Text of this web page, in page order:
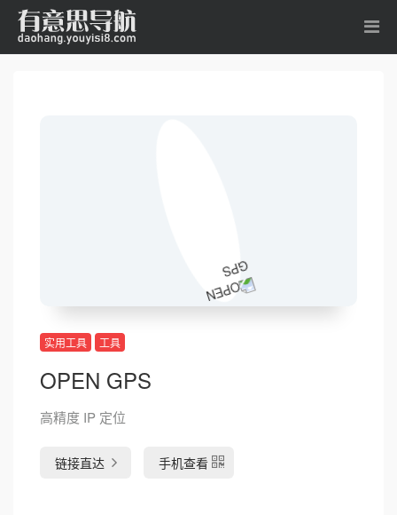
实用工具 工具
OPEN GPS
高精度 IP 定位
链接直达 手机查看